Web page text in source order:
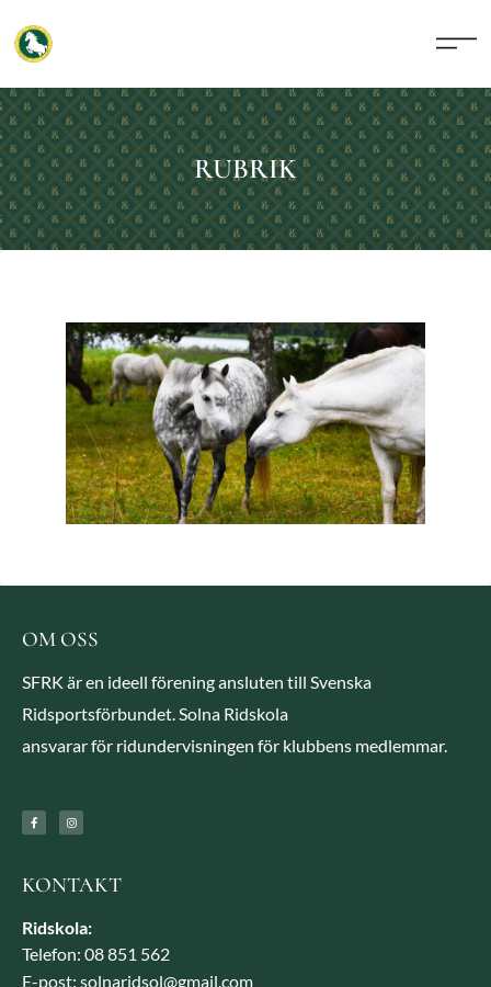
RUBRIK
OM OSS
SFRK är en ideell förening ansluten till Svenska
Ridsportsförbundet. Solna Ridskola
ansvarar för ridundervisningen för klubbens medlemmar.
KONTAKT
Ridskola:
Telefon: 08 851 562
E-post: solnaridsol@gmail.com